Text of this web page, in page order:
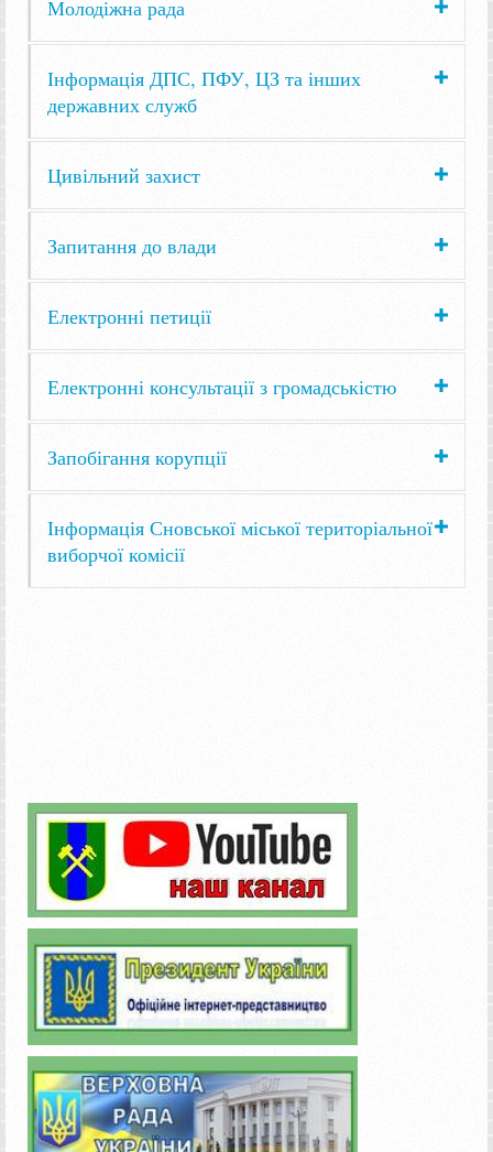
Молодіжна рада
Інформація ДПС, ПФУ, ЦЗ та інших
державних служб
Цивільний захист
Запитання до влади
Електронні петиції
Електронні консультації з громадськістю
Запобігання корупції
Інформація Сновської міської територіальної
виборчої комісії